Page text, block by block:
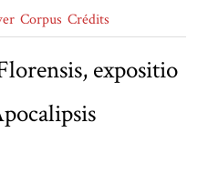
Corpus Crédits
expositio